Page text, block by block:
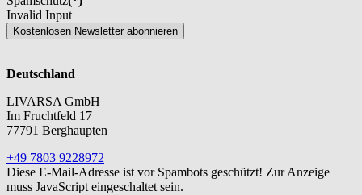
Invalid Input
Kostenlosen Newsletter abonnieren
Deutschland
LIVARSA GmbH
Im Fruchtfeld 17
77791 Berghaupten
+49 7803 9228972
Diese E-Mail-Adresse ist vor Spambots geschützt! Zur Anzeige
muss JavaScript eingeschaltet sein.